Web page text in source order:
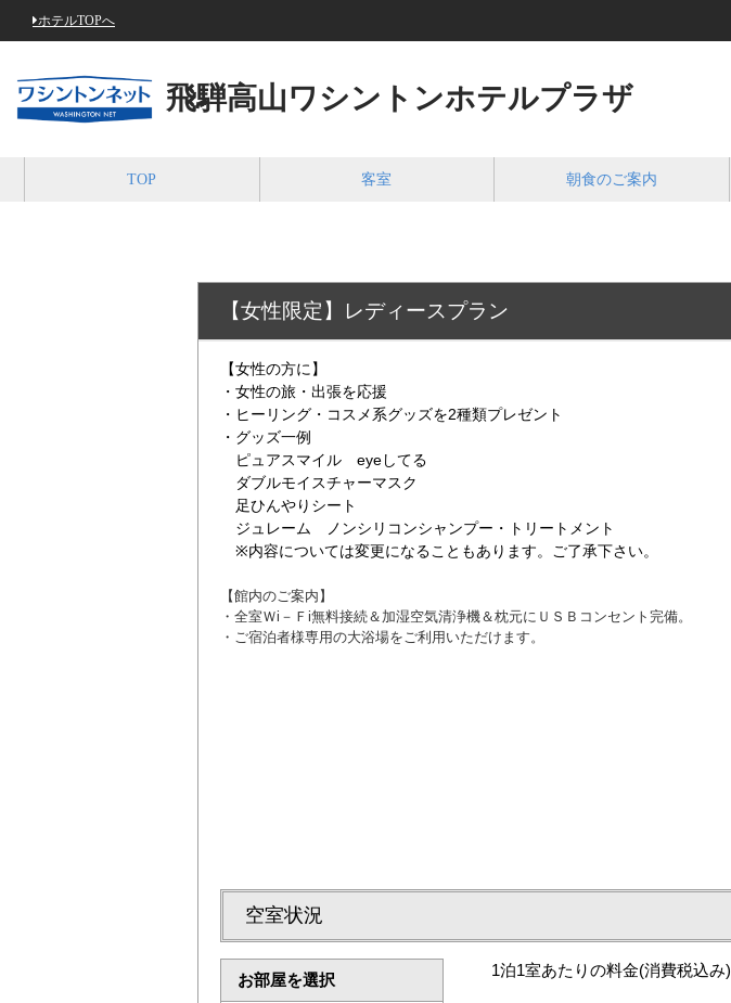
ホテルTOPへ
飛騨高山ワシントンホテルプラザ
TOP 客室 朝食のご案内
【女性限定】レディースプラン
【女性の方に】
・女性の旅・出張を応援
・ヒーリング・コスメ系グッズを2種類プレゼント
・グッズ一例
ピュアスマイル eyeしてる
ダブルモイスチャーマスク
足ひんやりシート
ジュレーム ノンシリコンシャンプー・トリートメント
※内容については変更になることもあります。ご了承下さい。
【館内のご案内】
・全室Ｗi－Ｆi無料接続＆加湿空気清浄機＆枕元にＵＳＢコンセント完備。
・ご宿泊者様専用の大浴場をご利用いただけます。
空室状況
お部屋を選択
1泊1室あたりの料金(消費税込み)